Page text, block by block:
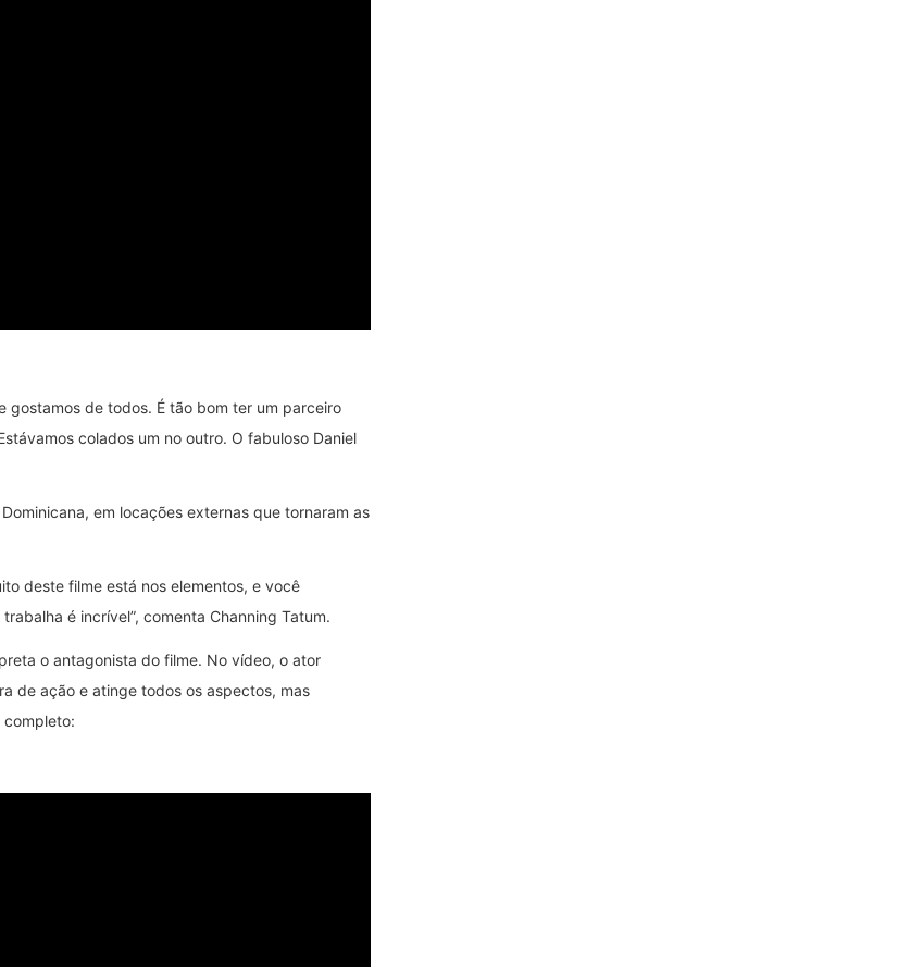
gostamos de todos. É tão bom ter um parceiro
colados um no outro. O fabuloso Daniel
em locações externas que tornaram as
deste filme está nos elementos, e você
é incrível”, comenta Channing Tatum.
o antagonista do filme. No vídeo, o ator
de ação e atinge todos os aspectos, mas
completo: